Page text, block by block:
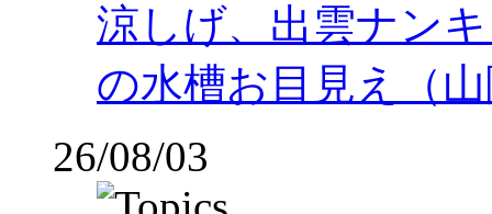
涼しげ、出雲ナン
の水槽お目見え（
26/08/03